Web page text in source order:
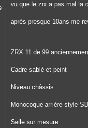
vu que le zrx a pas mal la
après presque 10ans me
ZRX 11 de 99
Cadre sablé et peint
Niveau châssis
Monocoque arrière style
Selle sur mesure